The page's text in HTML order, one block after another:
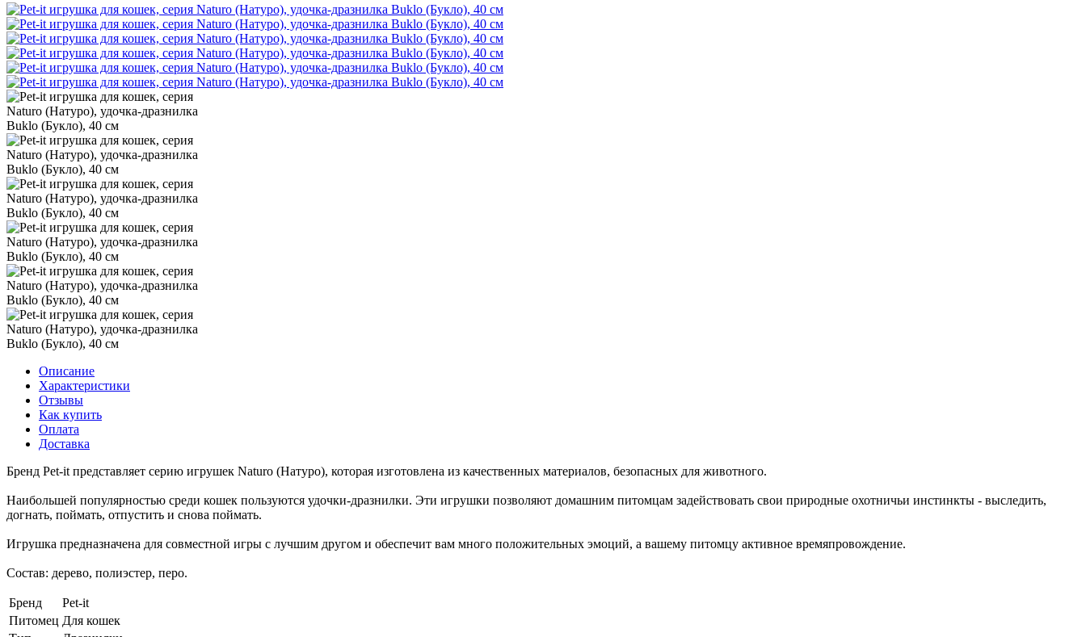
Описание
Характеристики
Отзывы
Как купить
Оплата
Доставка
Бренд Pet-it представляет серию игрушек Naturo (Натуро), которая изготовлена из качественных материалов, безопасных для животного.
Наибольшей популярностью среди кошек пользуются удочки-дразнилки. Эти игрушки позволяют домашним питомцам задействовать свои природные охотничьи инстинкты - выследить,
догнать, поймать, отпустить и снова поймать.
Игрушка предназначена для совместной игры с лучшим другом и обеспечит вам много положительных эмоций, а вашему питомцу активное времяпровождение.
Состав: дерево, полиэстер, перо.
Бренд
Pet-it
Питомец Для кошек